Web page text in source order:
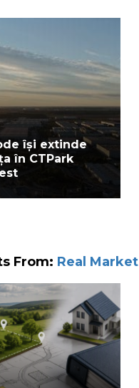
își extinde
în CTPark
From: Real Market